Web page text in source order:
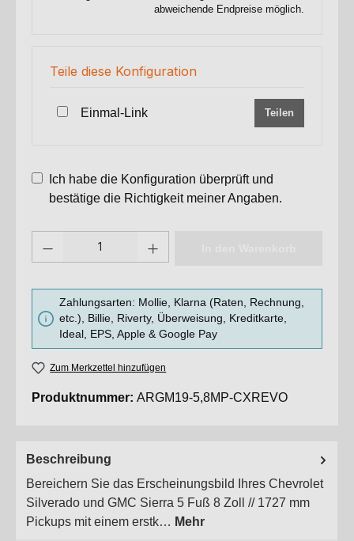
abweichende Endpreise möglich.
Teile diese Konfiguration
Einmal-Link Teilen
Ich habe die Konfiguration überprüft und
bestätige die Richtigkeit meiner Angaben.
Zahlungsarten: Mollie, Klarna (Raten, Rechnung,
etc.), Billie, Riverty, Überweisung, Kreditkarte,
Ideal, EPS, Apple & Google Pay
Zum Merkzettel hinzufügen
Produktnummer: ARGM19-5,8MP-CXREVO
Beschreibung
Bereichern Sie das Erscheinungsbild Ihres Chevrolet
Silverado und GMC Sierra 5 Fuß 8 Zoll // 1727 mm
Pickups mit einem erstk… Mehr